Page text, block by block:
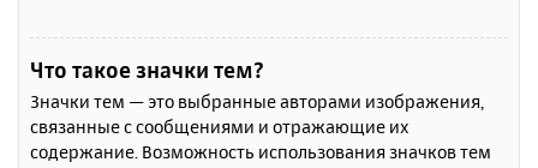
Что такое значки тем?
Значки тем — это выбранные авторами изображения,
связанные с сообщениями и отражающие их
содержание. Возможность использования значков тем